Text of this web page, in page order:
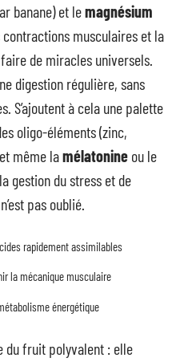
banane) et lemagnésium
musculaires et la
de miracles universels.
digestion régulière, sans
S’ajoutent à cela une palette
oligo-éléments (zinc,
même lamélatonine ou le
gestion du stress et de
pas oublié.
rapidement assimilables
la mécanique musculaire
énergétique
du fruit polyvalent : elle